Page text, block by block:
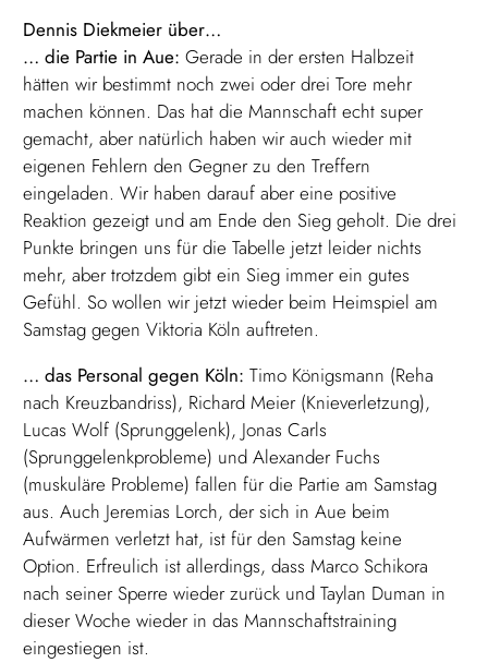
Dennis Diekmeier über…
… die Partie in Aue:Gerade in der ersten Halbzeit
hätten wir bestimmt noch zwei oder drei Tore mehr
machen können. Das hat die Mannschaft echt super
gemacht, aber natürlich haben wir auch wieder mit
eigenen Fehlern den Gegner zu den Treffern
eingeladen. Wir haben darauf aber eine positive
Reaktion gezeigt und am Ende den Sieg geholt. Die drei
Punkte bringen uns für die Tabelle jetzt leider nichts
mehr, aber trotzdem gibt ein Sieg immer ein gutes
Gefühl. So wollen wir jetzt wieder beim Heimspiel am
Samstag gegen Viktoria Köln auftreten.
… das Personal gegen Köln: Timo Königsmann (Reha
nach Kreuzbandriss), Richard Meier (Knieverletzung),
Lucas Wolf (Sprunggelenk), Jonas Carls
(Sprunggelenkprobleme) und Alexander Fuchs
(muskuläre Probleme) fallen für die Partie am Samstag
aus. Auch Jeremias Lorch, der sich in Aue beim
Aufwärmen verletzt hat, ist für den Samstag keine
Option. Erfreulich ist allerdings, dass Marco Schikora
nach seiner Sperre wieder zurück und Taylan Duman in
dieser Woche wieder in das Mannschaftstraining
eingestiegen ist.